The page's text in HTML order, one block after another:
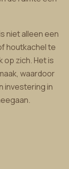
niet alleen een
houtkachel te
op zich. Het is
waardoor
investering in